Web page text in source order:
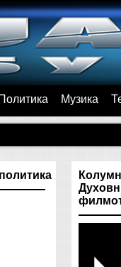
Политика Музика